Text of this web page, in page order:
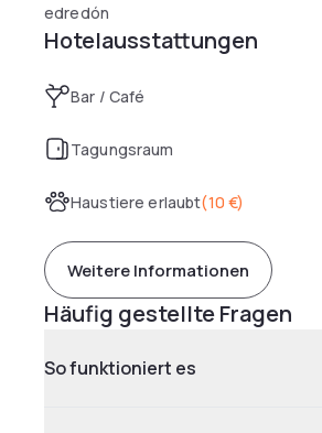
edredón
Hotelausstattungen
Bar / Café
Tagungsraum
Haustiere erlaubt(10 €)
Weitere Informationen
Häufig gestellte Fragen
So funktioniert es